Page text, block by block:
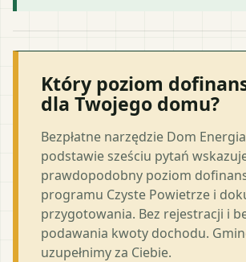
Który poziom
dla Twojego domu?
Bezpłatne narzędzie Dom
podstawie sześciu pytań
prawdopodobny poziom
programu Czyste Powietrze i
przygotowania. Bez rejestracji i
podawania kwoty dochodu.
uzupełnimy za Ciebie.